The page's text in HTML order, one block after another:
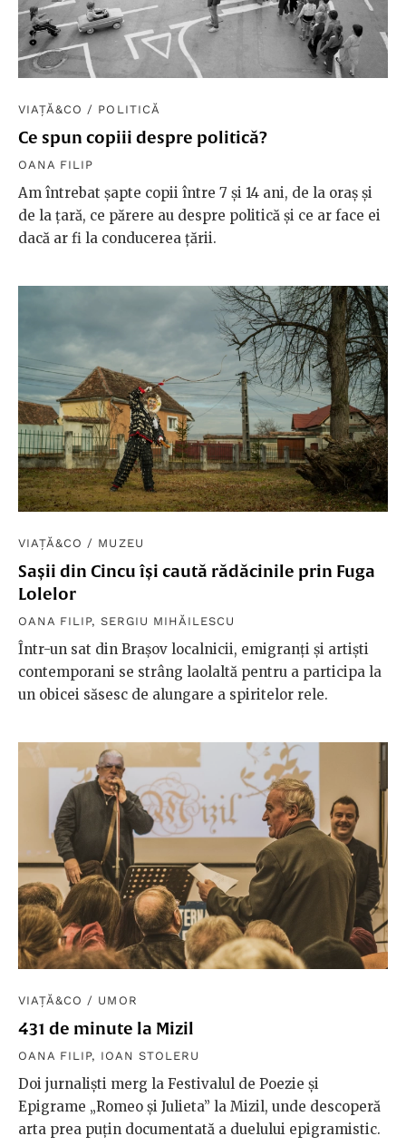
VIAȚĂ&CO / POLITICĂ
Ce spun copiii despre politică?
OANA FILIP
Am întrebat șapte copii între 7 și 14 ani, de la oraș și
de la țară, ce părere au despre politică și ce ar face ei
dacă ar fi la conducerea țării.
VIAȚĂ&CO / MUZEU
Sașii din Cincu își caută rădăcinile prin Fuga
Lolelor
OANA FILIP, SERGIU MIHĂILESCU
Într-un sat din Brașov localnicii, emigranți și artiști
contemporani se strâng laolaltă pentru a participa la
un obicei săsesc de alungare a spiritelor rele.
VIAȚĂ&CO / UMOR
431 de minute la Mizil
OANA FILIP, IOAN STOLERU
Doi jurnaliști merg la Festivalul de Poezie și
Epigrame „Romeo și Julieta” la Mizil, unde descoperă
arta prea puțin documentată a duelului epigramistic.